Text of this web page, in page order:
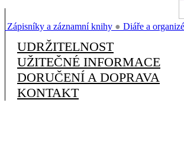
Zápisníky a záznamní knihy ● Diáře a
UDRŽITELNOST
UŽITEČNÉ INFORMACE
DORUČENÍ A DOPRAVA
KONTAKT